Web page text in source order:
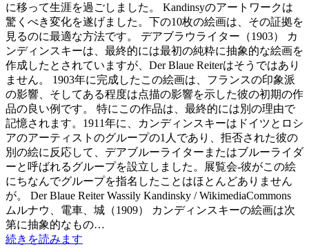
に移って生涯を過ごしました。 Kandinsyのアートワークは
驚くべき変化を遂げました。下の10枚の絵画は、その証拠を
見るのに最適な方法です。 デアブラウライター（1903） カ
ンディンスキーは、最終的には最初の純粋に抽象的な絵画を
作成したとされていますが、Der Blaue Reiterはそうではあり
ません。 1903年に完成したこの絵画は、フランスの印象派
の影響、そしてある程度は点描の影響を示した彼の初期の作
品の良い例です。 特にこの作品は、最終的には別の理由で
記憶されます。1911年に、カンディンスキーはドイツとロシ
アのアーティストのグループの1人であり、拒否された彼の
別の絵に反応して、デアブルーライターまたはブルーライダ
ーと呼ばれるグループを設立しました。展覧会-彼がこの絵
にちなんでグループを指名したことはほとんどありません
が。 Der Blaue Reiter Wassily Kandinsky / WikimediaCommons
ムルナウ、電車、城（1909） カンディンスキーの絵画は次
第に抽象的なもの…
続きを読みます